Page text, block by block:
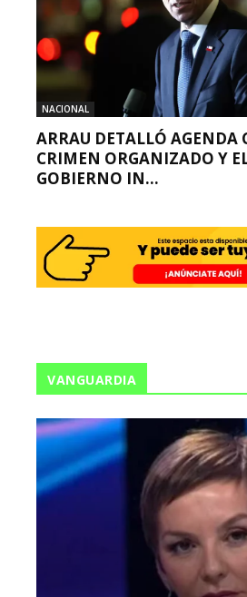
NACIONAL
ARRAU DETALLÓ AGENDA
CRIMEN ORGANIZADO Y
GOBIERNO IN...
VANGUARDIA